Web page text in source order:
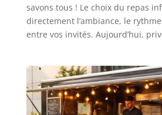
savons tous ! Le choix du repas
directement l’ambiance, le
entre vos invités. Aujourd’hui,